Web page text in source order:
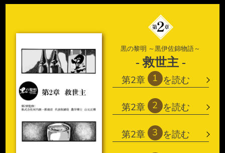
黒の黎明 ～黒伊佐錦物語～
- 救世主 -
第2章 1 を読む
第2章 2 を読む
第2章 3 を読む